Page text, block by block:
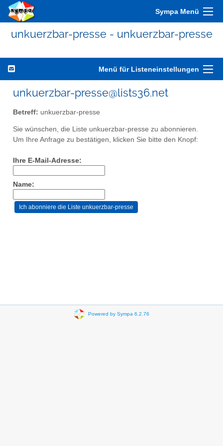
Sympa Menü
unkuerzbar-presse - unkuerzbar-presse
Menü für Listeneinstellungen
unkuerzbar-presse@lists36.net
Betreff: unkuerzbar-presse
Sie wünschen, die Liste unkuerzbar-presse zu abonnieren.
Um Ihre Anfrage zu bestätigen, klicken Sie bitte den Knopf:
Ihre E-Mail-Adresse:
Name:
Powered by Sympa 6.2.76